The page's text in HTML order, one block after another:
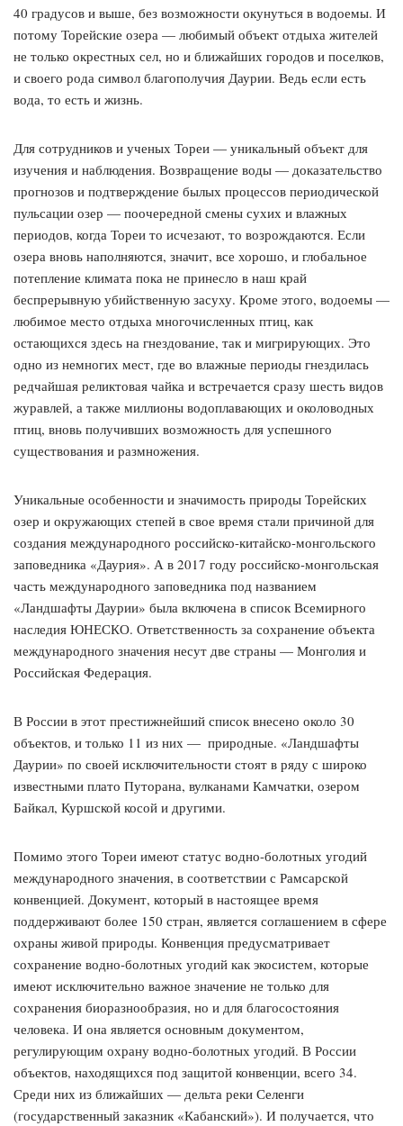
40 градусов и выше, без возможности окунуться в водоемы. И
потому Торейские озера — любимый объект отдыха жителей
не только окрестных сел, но и ближайших городов и поселков,
и своего рода символ благополучия Даурии. Ведь если есть
вода, то есть и жизнь.
Для сотрудников и ученых Тореи — уникальный объект для
изучения и наблюдения. Возвращение воды — доказательство
прогнозов и подтверждение былых процессов периодической
пульсации озер — поочередной смены сухих и влажных
периодов, когда Тореи то исчезают, то возрождаются. Если
озера вновь наполняются, значит, все хорошо, и глобальное
потепление климата пока не принесло в наш край
беспрерывную убийственную засуху. Кроме этого, водоемы —
любимое место отдыха многочисленных птиц, как
остающихся здесь на гнездование, так и мигрирующих. Это
одно из немногих мест, где во влажные периоды гнездилась
редчайшая реликтовая чайка и встречается сразу шесть видов
журавлей, а также миллионы водоплавающих и околоводных
птиц, вновь получивших возможность для успешного
существования и размножения.
Уникальные особенности и значимость природы Торейских
озер и окружающих степей в свое время стали причиной для
создания международного российско-китайско-монгольского
заповедника «Даурия». А в 2017 году российско-монгольская
часть международного заповедника под названием
«Ландшафты Даурии» была включена в список Всемирного
наследия ЮНЕСКО. Ответственность за сохранение объекта
международного значения несут две страны — Монголия и
Российская Федерация.
В России в этот престижнейший список внесено около 30
объектов, и только 11 из них — ​ природные. «Ландшафты
Даурии» по своей исключительности стоят в ряду с широко
известными плато Путорана, вулканами Камчатки, озером
Байкал, Куршской косой и другими.
Помимо этого Тореи имеют статус водно-болотных угодий
международного значения, в соответствии с Рамсарской
конвенцией. Документ, который в настоящее время
поддерживают более 150 стран, является соглашением в сфере
охраны живой природы. Конвенция предусматривает
сохранение водно-болотных угодий как экосистем, которые
имеют исключительно важное значение не только для
сохранения биоразнообразия, но и для благосостояния
человека. И она является основным документом,
регулирующим охрану водно-болотных угодий. В России
объектов, находящихся под защитой конвенции, всего 34.
Среди них из ближайших — дельта реки Селенги
(государственный заказник «Кабанский»). И получается, что